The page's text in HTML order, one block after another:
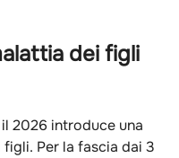
dei figli
2026 introduce una
Per la fascia dai 3